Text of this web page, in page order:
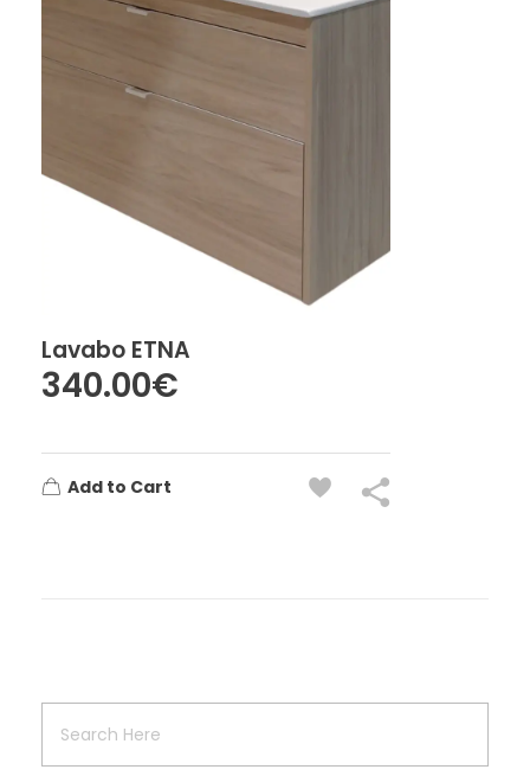
Lavabo ETNA
340.00€
Add to Cart